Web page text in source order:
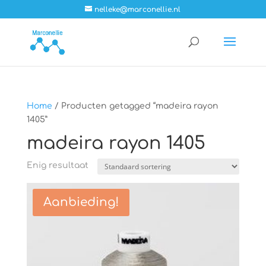
nelleke@marconellie.nl
Home / Producten getagged “madeira rayon
1405”
madeira rayon 1405
Enig resultaat
Aanbieding!